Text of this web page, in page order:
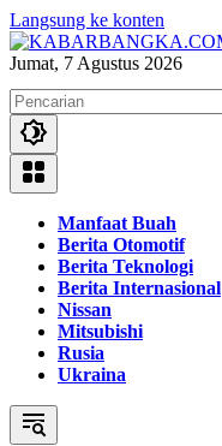
Langsung ke konten
Jumat, 7 Agustus 2026
Manfaat Buah
Berita Otomotif
Berita Teknologi
Berita Internasional
Nissan
Mitsubishi
Rusia
Ukraina